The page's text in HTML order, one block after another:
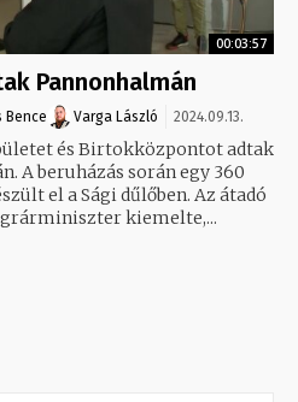
00:03:57
Pannonhalmán
Bence Varga László 2024.09.13.
és Birtokközpontot adtak
A beruházás során egy 360
el a Sági dűlőben. Az átadó
kiemelte,...